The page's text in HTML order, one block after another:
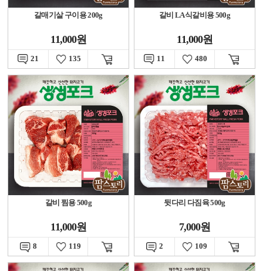
갈매기살 구이용 200g
11,000원
21 135
갈비 LA식갈비용 500g
11,000원
11 480
갈비 찜용 500g
11,000원
8 119
뒷다리 다짐육 500g
7,000원
2 109